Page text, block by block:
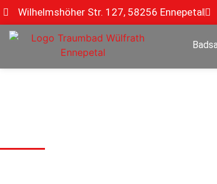
Wilhelmshöher Str. 127, 58256 Ennepetal